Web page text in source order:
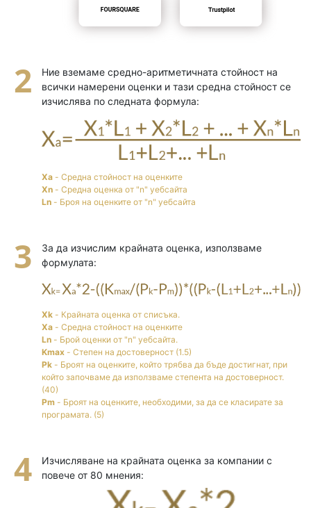
Ние вземаме средно-аритметичната стойност на
всички намерени оценки и тази средна стойност се
изчислява по следната формула:
Xa - Средна стойност на оценките
Xn - Средна оценка от "n" уебсайта
Ln - Броя на оценките от "n" уебсайта
За да изчислим крайната оценка, използваме
формулата:
Xk - Крайната оценка от списъка.
Xa - Средна стойност на оценките
Ln - Брой оценки от "n" уебсайта.
Kmax - Степен на достоверност (1.5)
Pk - Броят на оценките, който трябва да бъде достигнат, при
който започваме да използваме степента на достоверност.
(40)
Pm - Броят на оценките, необходими, за да се класирате за
програмата. (5)
Изчисляване на крайната оценка за компании с
повече от 80 мнения: